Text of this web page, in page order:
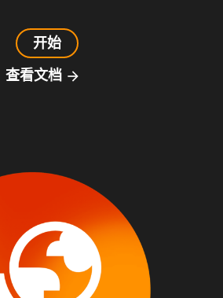
开始
查看文档 arrow_forward